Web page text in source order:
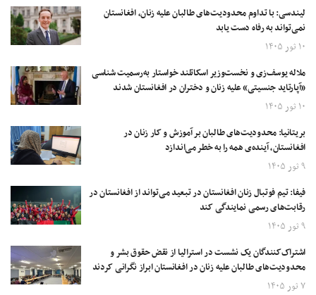
لیندسی: با تداوم محدودیت‌های طالبان علیه زنان، افغانستان
نمی‌تواند به رفاه دست یابد
۱۰ ثور ۱۴۰۵
ملاله یوسف‌زی و نخست‌وزیر اسکاتلند خواستار به‌رسمیت شناسی
«آپارتاید جنسیتی» علیه زنان و دختران در افغانستان شدند
۱۰ ثور ۱۴۰۵
بریتانیا: محدودیت‌های طالبان بر آموزش و کار زنان در
افغانستان، آینده‌ی همه را به خطر می‌اندازد
۹ ثور ۱۴۰۵
فیفا: تیم فوتبال زنان افغانستان در تبعید می‌تواند از افغانستان در
رقابت‌های رسمی نمایندگی کند
۹ ثور ۱۴۰۵
اشتراک‌کنندگان یک نشست در استرالیا از نقض حقوق بشر و
محدودیت‌های طالبان علیه زنان در افغانستان ابراز نگرانی کردند
۷ ثور ۱۴۰۵